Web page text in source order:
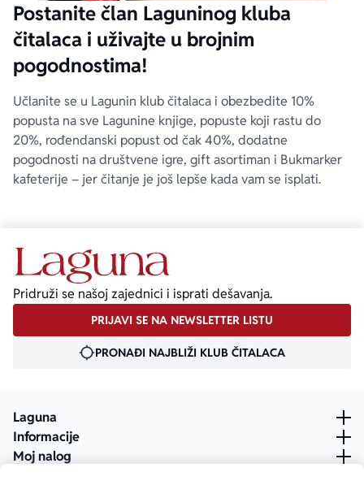
Postanite član Laguninog kluba
čitalaca i uživajte u brojnim
pogodnostima!
Učlanite se u Lagunin klub čitalaca i obezbedite 10%
popusta na sve Lagunine knjige, popuste koji rastu do
20%, rođendanski popust od čak 40%, dodatne
pogodnosti na društvene igre, gift asortiman i Bukmarker
kafeterije – jer čitanje je još lepše kada vam se isplati.
Pridruži se našoj zajednici i isprati dešavanja.
PRIJAVI SE NA NEWSLETTER LISTU
PRONAĐI NAJBLIŽI KLUB ČITALACA
Laguna
Informacije
Moj nalog